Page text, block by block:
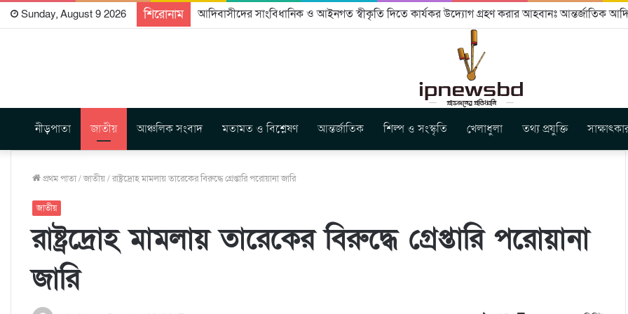
Sunday, August 9 2026 শিরোনাম আদিবাসীদের সাংবিধানিক ও আইনগত স্বীকৃতি দিতে কার্যকর উদ্যোগ গ্রহণ করার আহবানঃ আন্তর্জাতিক
নীড়পাতা জাতীয় আঞ্চলিক সংবাদ মতামত ও বিশ্লেষণ আন্তর্জাতিক শিল্প ও সংস্কৃতি খেলাধুলা তথ্য প্রযুক্তি
প্রথম পাতা/জাতীয়/রাষ্ট্রদ্রোহ মামলায় তারেকের বিরুদ্ধে গ্রেপ্তারি পরোয়ানা জারি
জাতীয়
রাষ্ট্রদ্রোহ মামলায় তারেকের বিরুদ্ধে গ্রেপ্তারি পরোয়ানা
জারি